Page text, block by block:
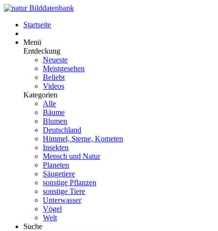
Startseite
Menü
Entdeckung
Neueste
Meistgesehen
Beliebt
Videos
Kategorien
Alle
Bäume
Blumen
Deutschland
Himmel, Sterne, Kometen
Insekten
Mensch und Natur
Planeten
Säugetiere
sonstige Pflanzen
sonstige Tiere
Unterwasser
Vögel
Welt
Suche